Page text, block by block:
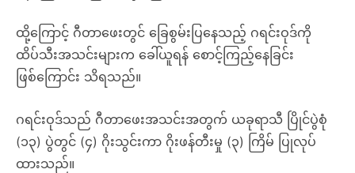
ထို့ကြောင့် ဂီတာဖေးတွင် ခြေစွမ်းပြနေသည့် ဂရင်းဝုဒ်ကို
ထိပ်သီးအသင်းများက ခေါ်ယူရန် စောင့်ကြည့်နေခြင်း
ဖြစ်ကြောင်း သိရသည်။
ဂရင်းဝုဒ်သည် ဂီတာဖေးအသင်းအတွက် ယခုရာသီ ပြိုင်ပွဲစုံ
(၁၃) ပွဲတွင် (၄) ဂိုးသွင်းကာ ဂိုးဖန်တီးမှု (၃) ကြိမ် ပြုလုပ်
ထားသည်။